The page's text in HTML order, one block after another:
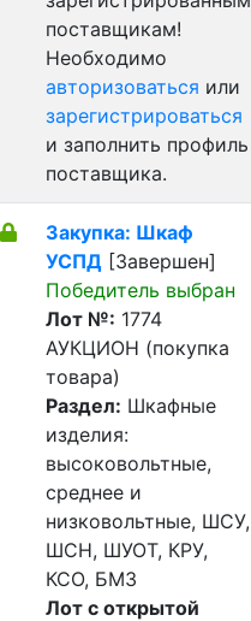
поставщикам!
Необходимо
авторизоваться или
зарегистрироваться
и заполнить профиль
поставщика.
Закупка: Шкаф
УСПД [Завершен]
Победитель выбран
Лот №: 1774
АУКЦИОН (покупка
товара)
Раздел: Шкафные
изделия:
высоковольтные,
среднее и
низковольтные, ШСУ,
ШСН, ШУОТ, КРУ,
КСО, БМЗ
Лот с открытой